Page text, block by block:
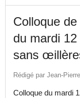
Colloque
du mardi
sans
Rédigé par Jean-
Colloque du mardi